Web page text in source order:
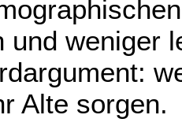
und weniger
Alte sorgen.